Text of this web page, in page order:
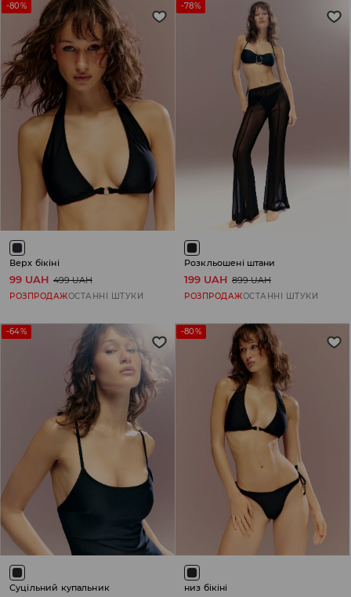
-80%
Верх бікіні
99 UAH 499 UAH
РОЗПРОДАЖОСТАННІ ШТУКИ
-78%
Розкльошені штани
199 UAH 899 UAH
РОЗПРОДАЖОСТАННІ ШТУКИ
-64%
Суцільний купальник
-80%
низ бікіні